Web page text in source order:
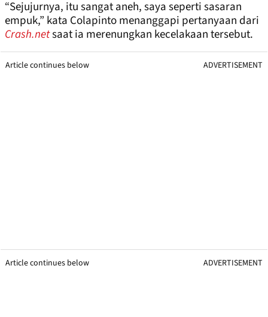
“Sejujurnya, itu sangat aneh, saya seperti sasaran
empuk,” kata Colapinto menanggapi pertanyaan dari
Crash.netsaat ia merenungkan kecelakaan tersebut.
Article continues below ADVERTISEMENT
Article continues below ADVERTISEMENT